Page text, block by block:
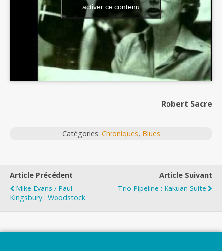
activer ce contenu
Robert Sacre
Catégories: Chroniques, Blues
Article Précédent
Mike Evans / Paul
Kingsbury : Woodstock
Article Suivant
Trio Pipeline : Kakuan Suite